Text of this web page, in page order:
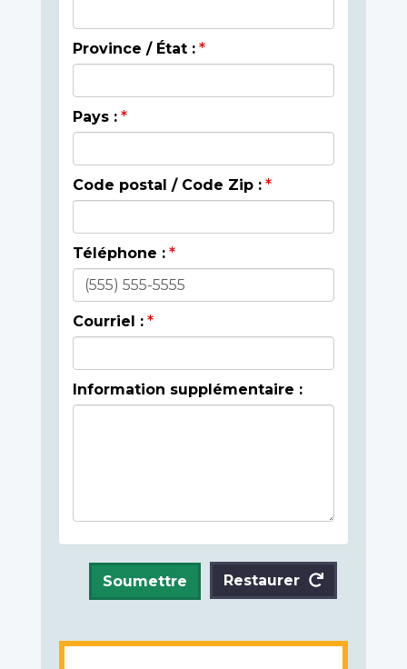
Province / État :
Pays :
Code postal / Code Zip :
Téléphone :
Courriel :
Information supplémentaire :
Soumettre Restaurer